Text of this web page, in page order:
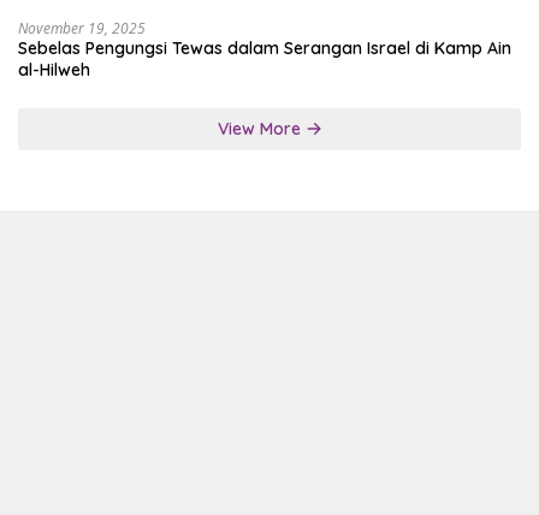
November 19, 2025
Sebelas Pengungsi Tewas dalam Serangan Israel di Kamp Ain
al-Hilweh
View More